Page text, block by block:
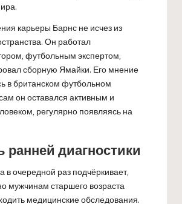
карьеры Барнс не исчез из
Он работал
футбольным экспертом,
сборную Ямайки. Его мнение
в британском футбольном
он оставался активным и
регулярно появляясь на
ранней диагностики
в очередной раз подчёркивает,
мужчинам старшего возраста
медицинские обследования.